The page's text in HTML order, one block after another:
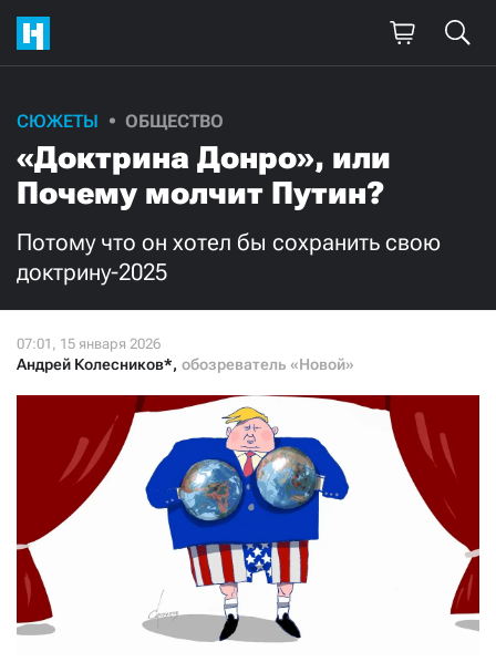
СЮЖЕТЫ ОБЩЕСТВО
«Доктрина Донро», или
Почему молчит Путин?
Потому что он хотел бы сохранить свою
доктрину-2025
Андрей Колесников*, обозреватель «Новой»
Поддержите
нашу работу!
Ежемесячно Разово
3000
Нажимая кнопку «Стать соучастником»,
я принимаю условия и подтверждаю свое гражданство РФ
СТАТЬ СОУЧАСТНИКОМ
ПОДЕЛИТЬСЯ С ДРУЗЬЯМИ
Если у вас есть вопросы, пишите donate@novayagazeta.ru
звоните:
+7 (929) 612-03-68